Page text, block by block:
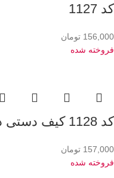
کد 1127
156,000 تومان
فروخته شده
کد 1128 کیف دستی دوشی زنانه هرمس hermes
157,000 تومان
فروخته شده